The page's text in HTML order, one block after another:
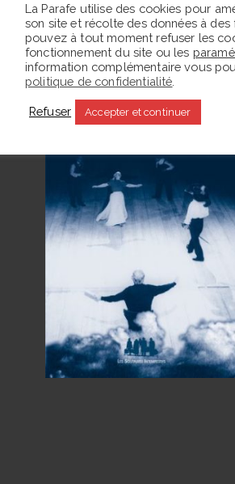
En ce moment La
La Parafe utilise des cookies pour
son site et récolte des données à des
pouvez à tout moment refuser les
fonctionnement du site ou les
information complémentaire vous
politique de confidentialité
Refuser Accepter et continuer